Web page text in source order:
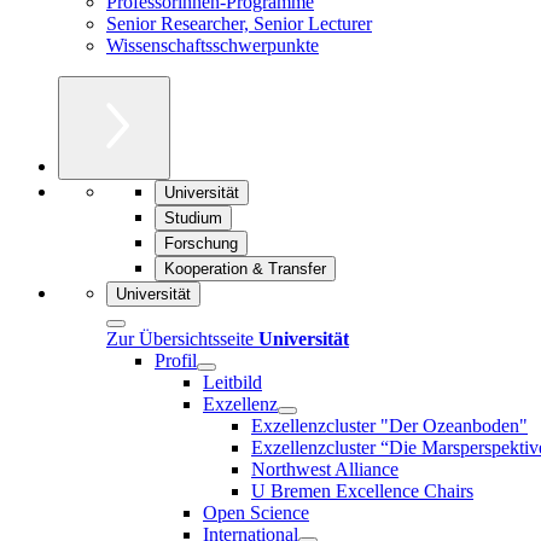
Senior Researcher, Senior Lecturer
Wissenschaftsschwerpunkte
Universität
Studium
Forschung
Kooperation & Transfer
Universität
Zur Übersichtsseite Universität
Profil
Leitbild
Exzellenz
Exzellenzcluster "Der Ozeanboden"
Exzellenzcluster “Die
Northwest Alliance
U Bremen Excellence Chairs
Open Science
International